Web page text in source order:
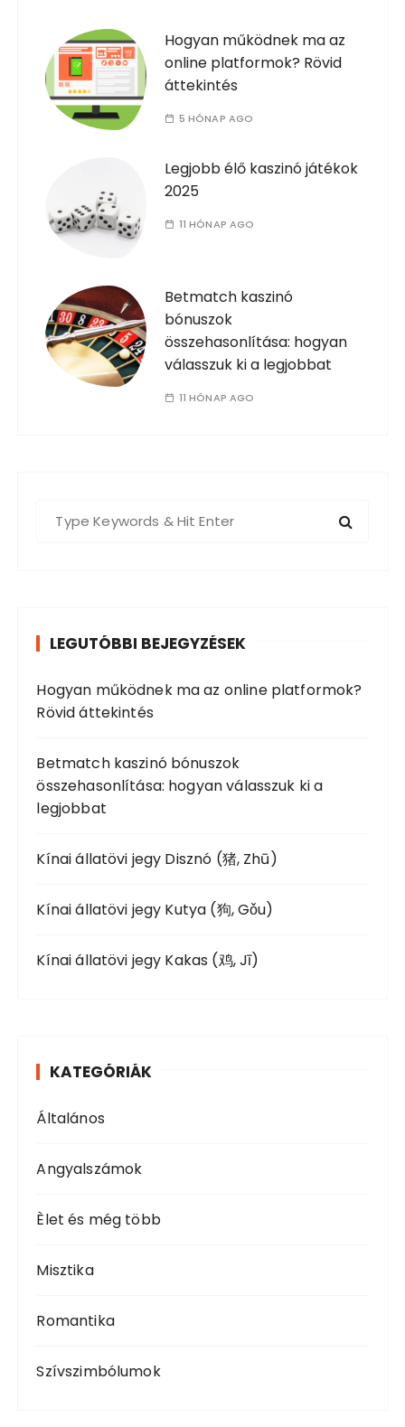
Hogyan működnek ma az
online platformok? Rövid
áttekintés
5 HÓNAP AGO
Legjobb élő kaszinó játékok
2025
11 HÓNAP AGO
Betmatch kaszinó
bónuszok
összehasonlítása: hogyan
válasszuk ki a legjobbat
11 HÓNAP AGO
r
:
LEGUTÓBBI BEJEGYZÉSEK
Hogyan működnek ma az online platformok?
Rövid áttekintés
Betmatch kaszinó bónuszok
összehasonlítása: hogyan válasszuk ki a
legjobbat
Kínai állatövi jegy Disznó (猪, Zhū)
Kínai állatövi jegy Kutya (狗, Gǒu)
Kínai állatövi jegy Kakas (鸡, Jī)
KATEGÓRIÁK
Általános
Angyalszámok
Èlet és még több
Misztika
Romantika
Szívszimbólumok